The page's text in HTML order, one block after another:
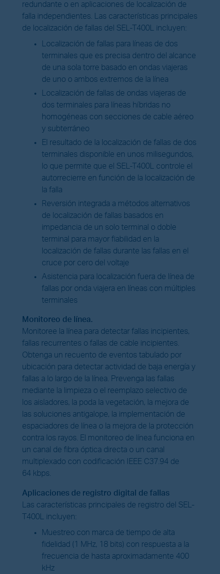
redundante o en aplicaciones de localización de
falla independientes. Las características principales
de localización de fallas del SEL-T400L incluyen:
Localización de fallas para líneas de dos
terminales que es precisa dentro del alcance
de una sola torre basado en ondas viajeras
de uno o ambos extremos de la línea
Localización de fallas de ondas viajeras de
dos terminales para líneas híbridas no
homogéneas con secciones de cable aéreo
y subterráneo
El resultado de la localización de fallas de dos
terminales disponible en unos milisegundos,
lo que permite que el SEL-T400L controle el
autorrecierre en función de la localización de
la falla
Reversión integrada a métodos alternativos
de localización de fallas basados en
impedancia de un solo terminal o doble
terminal para mayor fiabilidad en la
localización de fallas durante las fallas en el
cruce por cero del voltaje
Asistencia para localización fuera de línea de
fallas por onda viajera en líneas con múltiples
terminales
Monitoreo de línea.
Monitoree la línea para detectar fallas incipientes,
fallas recurrentes o fallas de cable incipientes.
Obtenga un recuento de eventos tabulado por
ubicación para detectar actividad de baja energía y
fallas a lo largo de la línea. Prevenga las fallas
mediante la limpieza o el reemplazo selectivo de
los aisladores, la poda la vegetación, la mejora de
las soluciones antigalope, la implementación de
espaciadores de línea o la mejora de la protección
contra los rayos. El monitoreo de línea funciona en
un canal de fibra óptica directa o un canal
multiplexado con codificación IEEE C37.94 de
64 kbps.
Aplicaciones de registro digital de fallas
Las características principales de registro del SEL-
T400L incluyen:
Muestreo con marca de tiempo de alta
fidelidad (1 MHz, 18 bits) con respuesta a la
frecuencia de hasta aproximadamente 400
kHz